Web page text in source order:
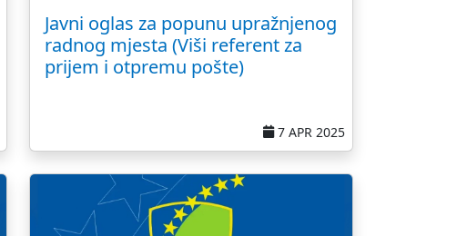
Javni oglas za popunu upražnjenog
radnog mjesta (Viši referent za
prijem i otpremu pošte)
7 APR 2025